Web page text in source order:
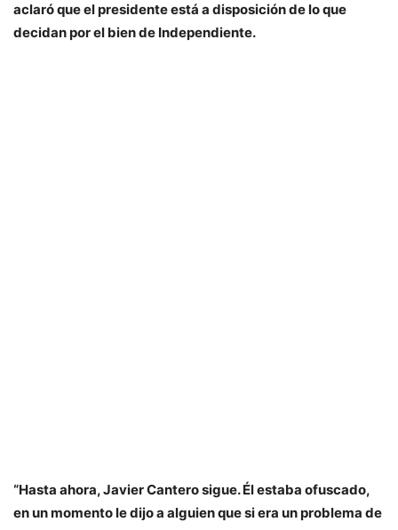
aclaró que el presidente está a disposición de lo que
decidan por el bien de Independiente.
“Hasta ahora, Javier Cantero sigue. Él estaba ofuscado,
en un momento le dijo a alguien que si era un problema de